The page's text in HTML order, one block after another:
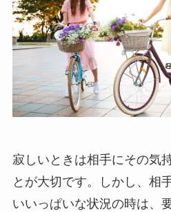
寂しいときは相手にその気
とが大切です。しかし、相
いいっぱいな状況の時は、